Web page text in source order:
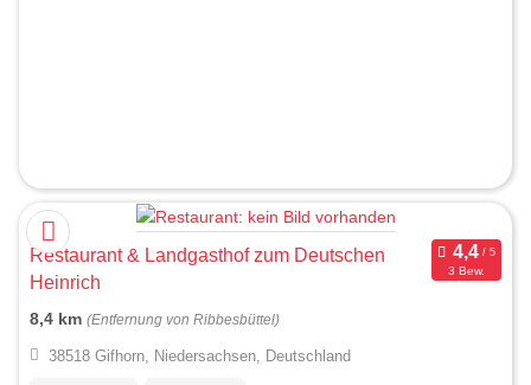
Restaurant & Landgasthof zum Deutschen
Heinrich
3 Bew.
8,4 km (Entfernung von Ribbesbüttel)
38518 Gifhorn, Niedersachsen, Deutschland